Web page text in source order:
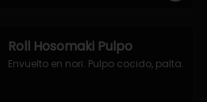
Roll Hosomaki Pulpo
Envuelto en nori. Pulpo cocido, palta.